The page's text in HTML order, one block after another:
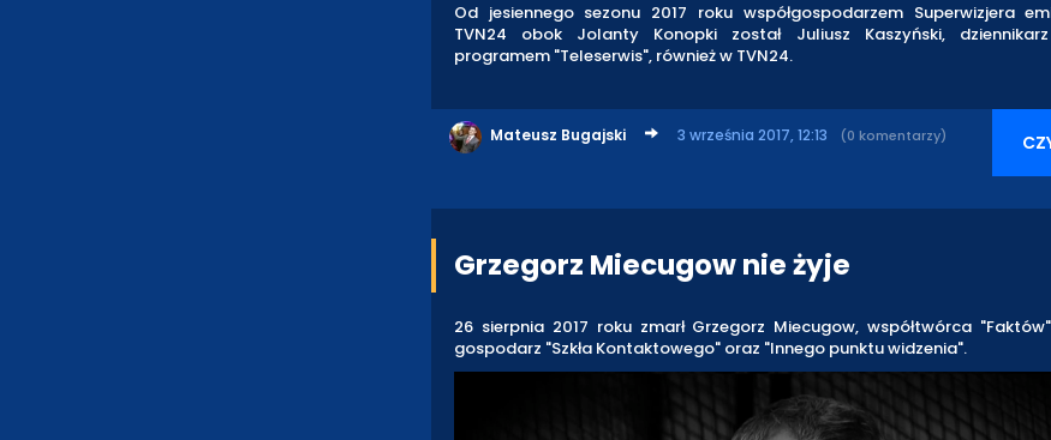
Od jesiennego sezonu 2017 roku współgospodarzem Superwizjera
TVN24 obok Jolanty Konopki został Juliusz Kaszyński,
programem "Teleserwis", również w TVN24.
Mateusz Bugajski 3 września 2017, 12:13 (0 komentarzy)
Grzegorz Miecugow nie żyje
26 sierpnia 2017 roku zmarł Grzegorz Miecugow, współtwórca
gospodarz "Szkła Kontaktowego" oraz "Innego punktu widzenia".